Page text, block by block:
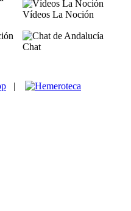
Vídeos La Noción
Chat
|